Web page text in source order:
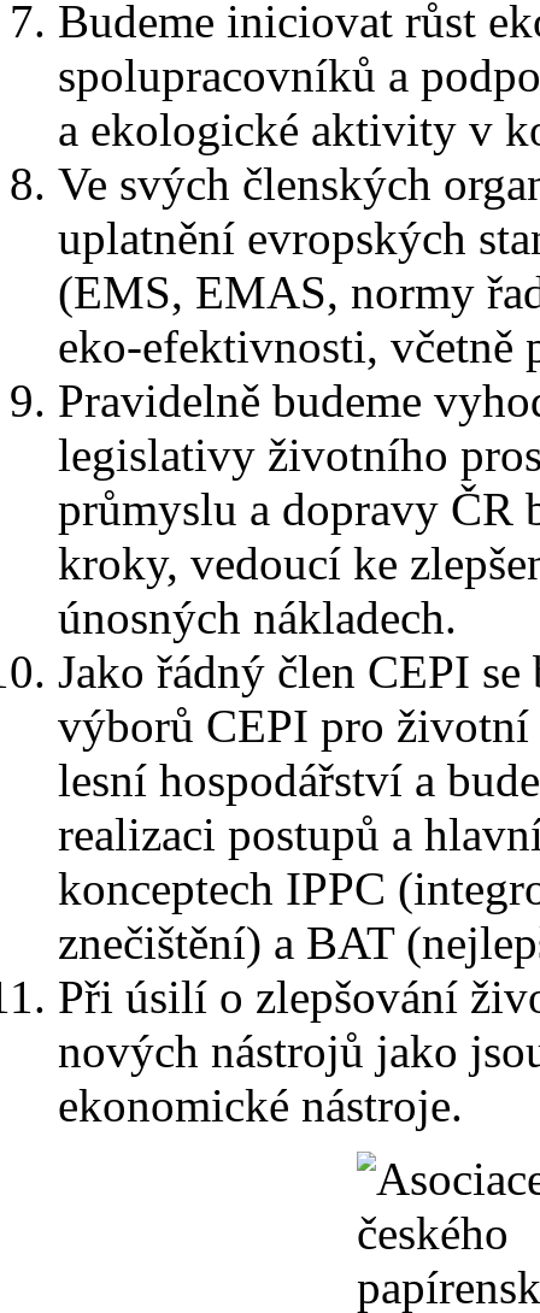
Budeme iniciovat růst
spolupracovníků a
a ekologické aktivity v
Ve svých členských
uplatnění evropských
(EMS, EMAS, normy
eko-efektivnosti, včetně
Pravidelně budeme
legislativy životního
průmyslu a dopravy ČR
kroky, vedoucí ke
únosných nákladech.
Jako řádný člen CEPI
výborů CEPI pro
lesní hospodářství a
realizaci postupů a
konceptech IPPC
znečištění) a BAT
Při úsilí o zlepšování
nových nástrojů jako
ekonomické nástroje.